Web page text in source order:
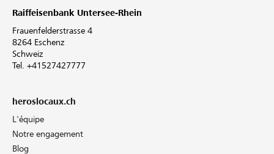
Raiffeisenbank Untersee-Rhein
Frauenfelderstrasse 4
8264 Eschenz
Schweiz
Tel. +41527427777
heroslocaux.ch
L'équipe
Notre engagement
Blog